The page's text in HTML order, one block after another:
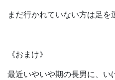
まだ行かれていない方は足
《おまけ》
最近いやいや期の長男に、い